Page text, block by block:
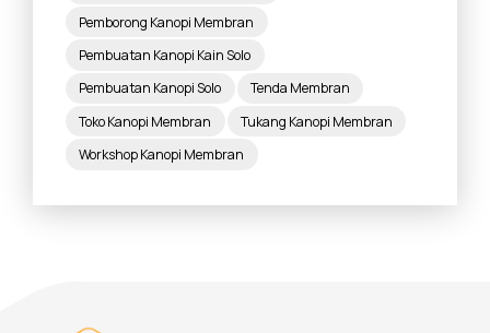
Pemborong Kanopi Membran
Pembuatan Kanopi Kain Solo
Pembuatan Kanopi Solo
Tenda Membran
Toko Kanopi Membran
Tukang Kanopi Membran
Workshop Kanopi Membran